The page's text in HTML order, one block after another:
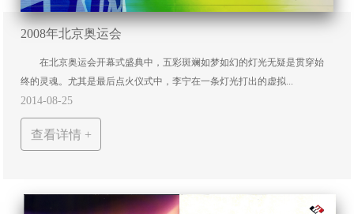
2008年北京奥运会
在北京奥运会开幕式盛典中，五彩斑斓如梦如幻的灯光无疑是贯穿始
终的灵魂。尤其是最后点火仪式中，李宁在一条灯光打出的虚拟...
2014-08-25
查看详情 +